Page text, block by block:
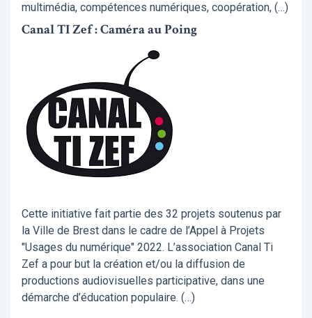
multimédia, compétences numériques, coopération, (…)
Canal TI Zef : Caméra au Poing
Cette initiative fait partie des 32 projets soutenus par
la Ville de Brest dans le cadre de l’Appel à Projets
"Usages du numérique" 2022. L’association Canal Ti
Zef a pour but la création et/ou la diffusion de
productions audiovisuelles participative, dans une
démarche d’éducation populaire. (…)